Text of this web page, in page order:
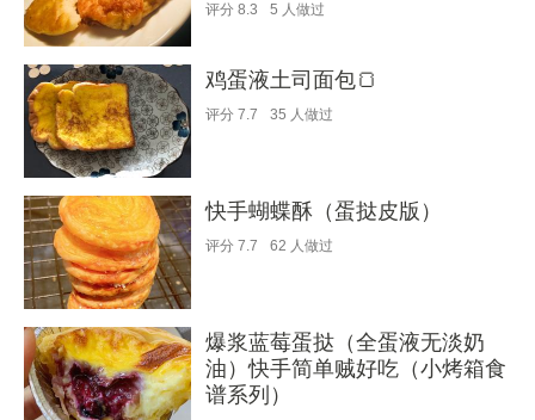
评分 8.3 5 人做过
鸡蛋液土司面包🍞
评分 7.7 35 人做过
快手蝴蝶酥（蛋挞皮版）
评分 7.7 62 人做过
爆浆蓝莓蛋挞（全蛋液无淡奶
油）快手简单贼好吃（小烤箱食
谱系列）